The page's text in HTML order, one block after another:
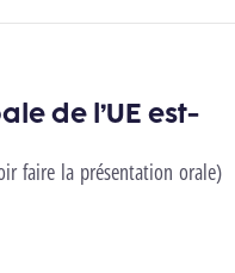
de l’UE est-
faire la présentation orale)